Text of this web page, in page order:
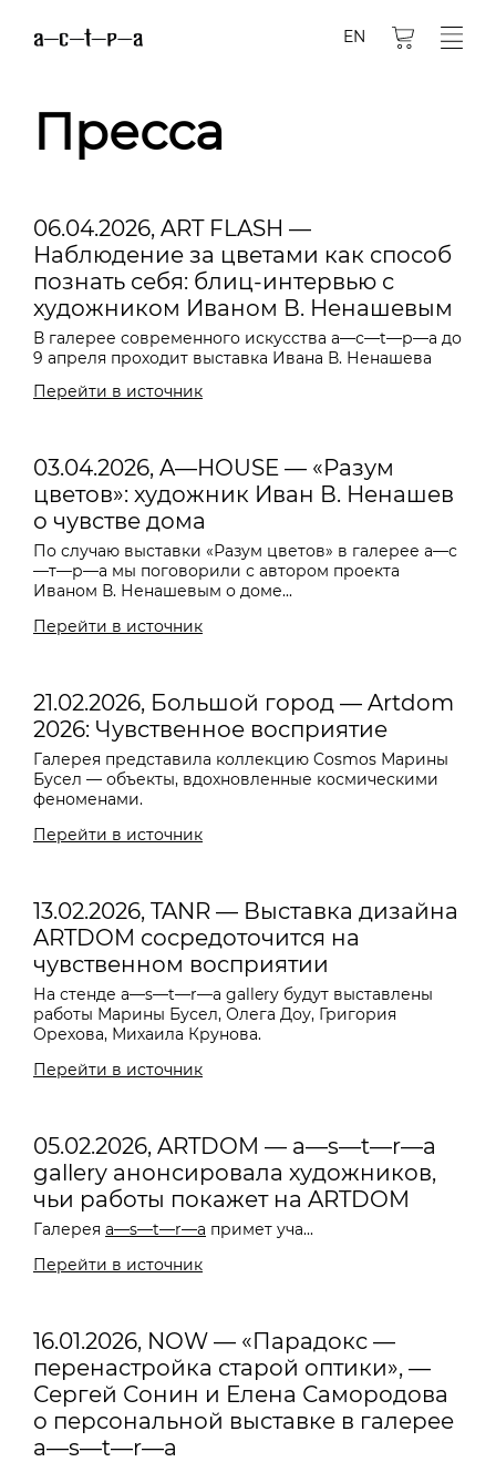
EN
Пресса
06.04.2026, ART FLASH —
Наблюдение за цветами как способ
познать себя: блиц-интервью с
художником Иваном В. Ненашевым
В галерее современного искусства a—с—t—р—а до
9 апреля проходит выставка Ивана В. Ненашева
Перейти в источник
03.04.2026, A—HOUSE — «Разум
цветов»: художник Иван В. Ненашев
о чувстве дома
По случаю выставки «Разум цветов» в галерее a—с
—т—р—a мы поговорили с автором проекта
Иваном В. Ненашевым о доме...
Перейти в источник
21.02.2026, Большой город — Artdom
2026: Чувственное восприятие
Галерея представила коллекцию Cosmos Марины
Бусел — объекты, вдохновленные космическими
феноменами.
Перейти в источник
13.02.2026, TANR — Выставка дизайна
ARTDOM сосредоточится на
чувственном восприятии
На стенде a—s—t—r—a gallery будут выставлены
работы Марины Бусел, Олега Доу, Григория
Орехова, Михаила Крунова.
Перейти в источник
05.02.2026, ARTDOM — a—s—t—r—a
gallery анонсировала художников,
чьи работы покажет на ARTDOM
Галерея a—s—t—r—a примет уча...
Перейти в источник
16.01.2026, NOW — «Парадокс —
перенастройка старой оптики», —
Сергей Сонин и Елена Самородова
о персональной выставке в галерее
a—s—t—r—a